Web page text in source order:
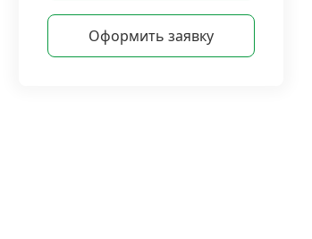
Оформить заявку